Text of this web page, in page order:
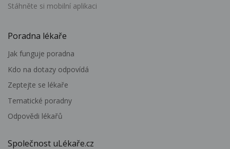
Stáhněte si mobilní aplikaci
Poradna lékaře
Jak funguje poradna
Kdo na dotazy odpovídá
Zeptejte se lékaře
Tematické poradny
Odpovědi lékařů
Společnost uLékaře.cz